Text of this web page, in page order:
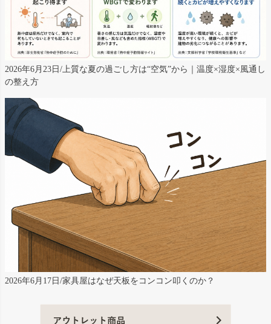
2026年6月23日/上質な夏の過ごし方は“空気”から｜温度×湿度×風通し
の整え方
2026年6月17日/家具屋はなぜ天板をコンコン叩くのか？